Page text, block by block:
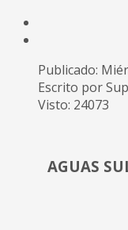
Publicado:
Escrito por
Visto: 24073
AGUAS